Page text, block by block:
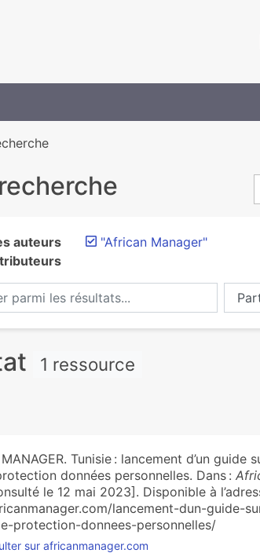
auteurs
"African Manager"
parmi les résultats...
1 ressource
Tunisie : lancement d’un
données personnelles. Dans :
le 12 mai 2023]. Disponible à
lancement-dun-guide-
protection-donnees-personnelles/
sur africanmanager.com